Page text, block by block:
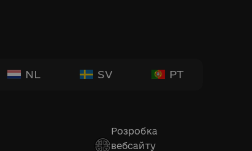
NL SV PT
Розробка
вебсайту